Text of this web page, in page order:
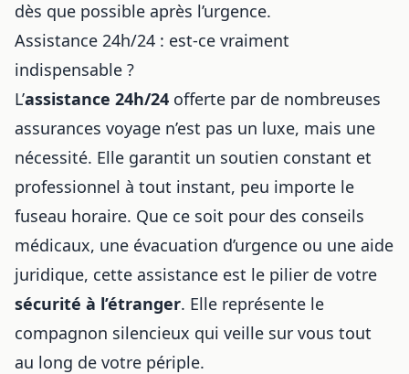
dès que possible après l’urgence.
Assistance 24h/24 : est-ce vraiment
indispensable ?
L’assistance 24h/24 offerte par de nombreuses
assurances voyage n’est pas un luxe, mais une
nécessité. Elle garantit un soutien constant et
professionnel à tout instant, peu importe le
fuseau horaire. Que ce soit pour des conseils
médicaux, une évacuation d’urgence ou une aide
juridique, cette assistance est le pilier de votre
sécurité à l’étranger. Elle représente le
compagnon silencieux qui veille sur vous tout
au long de votre périple.